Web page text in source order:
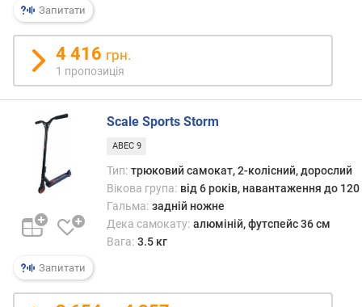
в
а
г
а
(
к
г
Запитати
4 416 грн.
1 пропозиція
Запитати
Scale Sports Storm
ABEC 9
Тип: трюковий самокат, 2-колісний, дорослий
Вікова група: від 6 років, навантаження до 120
Гальма: задній ножне
Дека самокату: алюміній, футспейс 36 см
Вага: 3.5 кг